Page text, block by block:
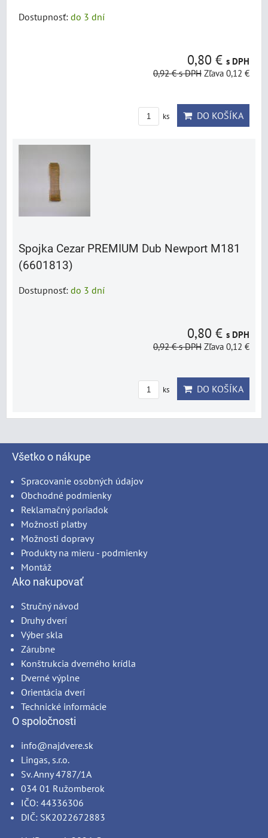
Dostupnosť: do 3 dní
0,80 € s DPH
0,92 €s DPH Zľava 0,12 €
ks DO KOŠÍKA
Spojka Cezar PREMIUM Dub Newport M181
(6601813)
Dostupnosť: do 3 dní
0,80 € s DPH
0,92 €s DPH Zľava 0,12 €
ks DO KOŠÍKA
Všetko o nákupe
Spracovanie osobných údajov
Obchodné podmienky
Reklamačný poriadok
Možnosti platby
Možnosti dopravy
Produkty na mieru - podmienky
Montáž
Ako nakupovať
Stručný návod
Druhy dverí
Výber skla
Zárubne
Konštrukcia dverného krídla
Dverné výplne
Orientácia dverí
Technické informácie
O spoločnosti
info@najdvere.sk
Lingas, s.r.o.
Sv. Anny 4787/1A
034 01 Ružomberok
IČO: 44336306
DIČ: SK2022672883